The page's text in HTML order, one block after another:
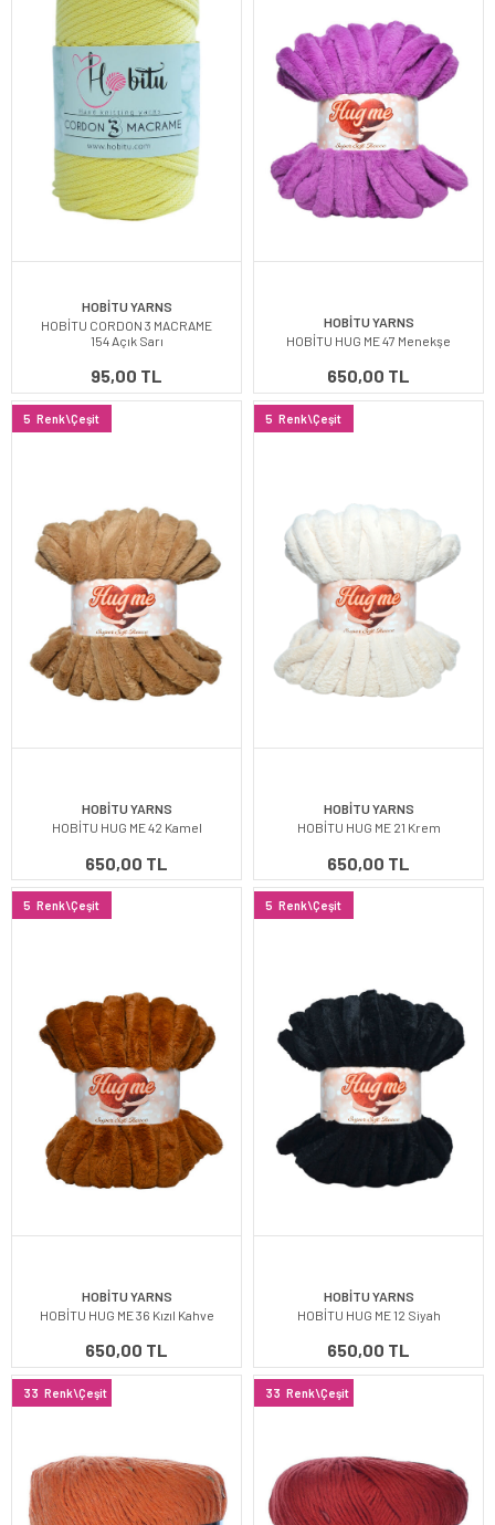
HOBİTU YARNS
HOBİTU CORDON 3 MACRAME
154 Açık Sarı
95,00 TL
HOBİTU YARNS
HOBİTU HUG ME 47 Menekşe
650,00 TL
5 Renk\Çeşit
HOBİTU YARNS
HOBİTU HUG ME 42 Kamel
650,00 TL
5 Renk\Çeşit
HOBİTU YARNS
HOBİTU HUG ME 21 Krem
650,00 TL
5 Renk\Çeşit
HOBİTU YARNS
HOBİTU HUG ME 36 Kızıl Kahve
650,00 TL
5 Renk\Çeşit
HOBİTU YARNS
HOBİTU HUG ME 12 Siyah
650,00 TL
33 Renk\Çeşit 33 Renk\Çeşit